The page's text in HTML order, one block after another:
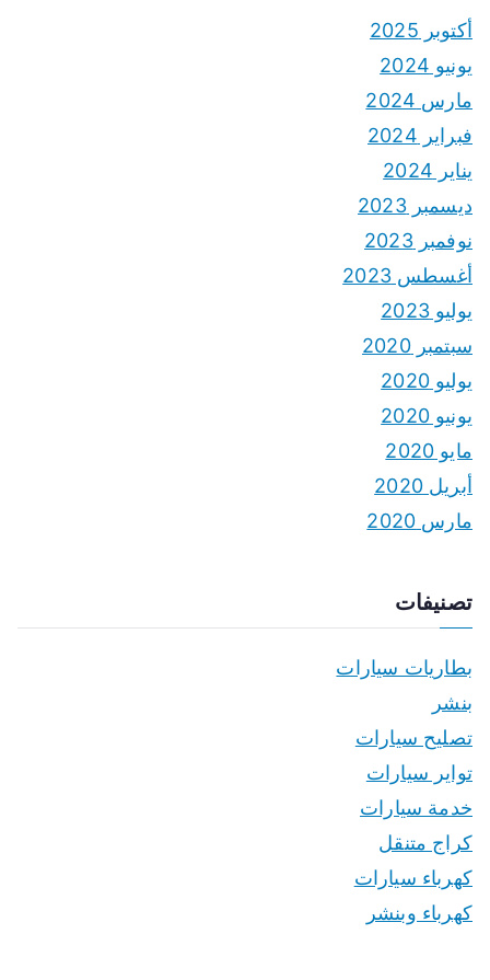
أكتوبر 2025
يونيو 2024
مارس 2024
فبراير 2024
يناير 2024
ديسمبر 2023
نوفمبر 2023
أغسطس 2023
يوليو 2023
سبتمبر 2020
يوليو 2020
يونيو 2020
مايو 2020
أبريل 2020
مارس 2020
تصنيفات
بطاريات سيارات
بنشر
تصليح سيارات
تواير سيارات
خدمة سيارات
كراج متنقل
كهرباء سيارات
كهرباء وبنشر